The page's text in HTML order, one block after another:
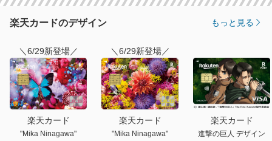
楽天カードのデザイン もっと見る
＼6/29新登場／
楽天カード
"Mika Ninagawa"
＼6/29新登場／
楽天カード
"Mika Ninagawa"
楽天カード
進撃の巨人 デザイン